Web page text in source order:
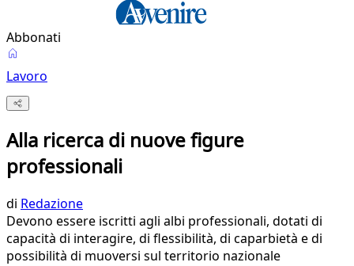
Abbonati
Lavoro
Alla ricerca di nuove figure
professionali
di Redazione
Devono essere iscritti agli albi professionali, dotati di
capacità di interagire, di flessibilità, di caparbietà e di
possibilità di muoversi sul territorio nazionale